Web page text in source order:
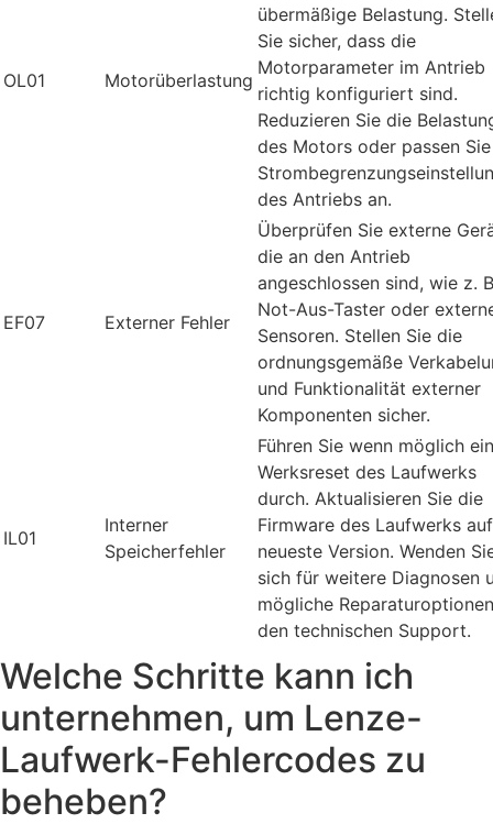
OL01 Motorüberlastung
übermäßige Belastung.
Sie sicher, dass die
Motorparameter im Antrieb
richtig konfiguriert sind.
Reduzieren Sie die
des Motors oder passen
des Antriebs an.
EF07 Externer Fehler
Überprüfen Sie externe
die an den Antrieb
angeschlossen sind, wie z.
Not-Aus-Taster oder
Sensoren. Stellen Sie die
ordnungsgemäße
und Funktionalität externer
Komponenten sicher.
IL01
Interner
Speicherfehler
Führen Sie wenn möglich
Werksreset des Laufwerks
durch. Aktualisieren Sie die
Firmware des Laufwerks
neueste Version. Wenden
sich für weitere Diagnosen
mögliche
den technischen Support.
Welche Schritte kann ich
unternehmen, um Lenze-
Laufwerk-Fehlercodes zu
beheben?